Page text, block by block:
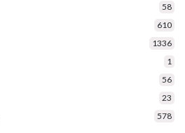
58
610
1336
1
56
23
578